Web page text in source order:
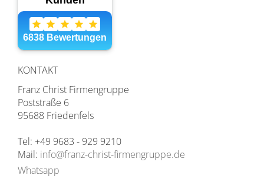
KONTAKT
Franz Christ Firmengruppe
Poststraße 6
95688 Friedenfels
Tel: +49 9683 - 929 9210
Mail: info@franz-christ-firmengruppe.de
Whatsapp